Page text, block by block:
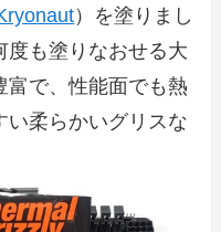
）を塗りまし
度も塗りなおせる大
富で、性能面でも熱
い柔らかいグリスな